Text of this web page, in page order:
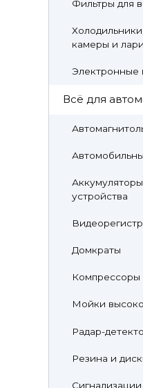
Фильтры для
камеры и лари
Электронные
Всё для
устройства
Домкраты
Компрессоры
Мойки
Радар-
Резина и
Сигнализации